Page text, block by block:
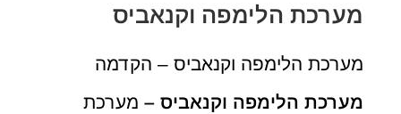
מערכת הלימפה וקנאביס
מערכת הלימפה וקנאביס – הקדמה
מערכת הלימפה וקנאביס – מערכת